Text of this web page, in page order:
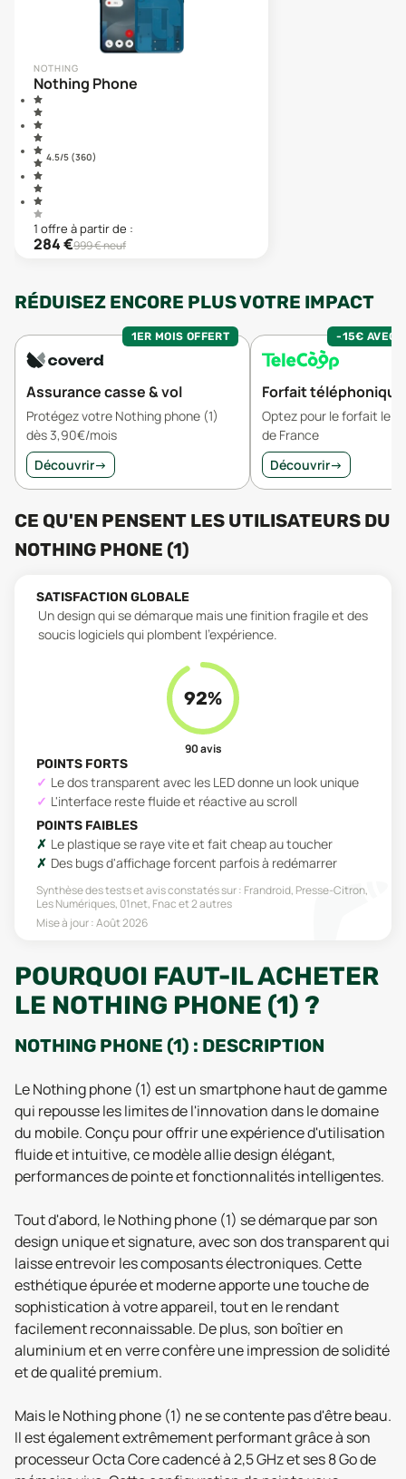
NOTHING
Nothing Phone
4.5/5 (360)
1 offre à partir de :
284€999€ neuf
RÉDUISEZ ENCORE PLUS VOTRE IMPACT
1ER MOIS OFFERT
Assurance casse & vol
Protégez votre Nothing phone (1)
dès 3,90€/mois
Découvrir→
-15€ AVEC
Forfait téléphonique
Optez pour le forfait le
de France
Découvrir→
CE QU'EN PENSENT LES UTILISATEURS DU
NOTHING PHONE (1)
SATISFACTION GLOBALE
Un design qui se démarque mais une finition fragile et des
soucis logiciels qui plombent l'expérience.
92%
90avis
POINTS FORTS
Le dos transparent avec les LED donne un look unique
L'interface reste fluide et réactive au scroll
POINTS FAIBLES
Le plastique se raye vite et fait cheap au toucher
Des bugs d'affichage forcent parfois à redémarrer
Synthèse des tests et avis constatés sur : Frandroid, Presse-Citron,
Les Numériques, 01net, Fnacet 2 autres
Mise à jour :Août 2026
POURQUOI FAUT-IL ACHETER
LE NOTHING PHONE (1) ?
NOTHING PHONE (1) : DESCRIPTION
Le Nothing phone (1) est un smartphone haut de gamme
qui repousse les limites de l'innovation dans le domaine
du mobile. Conçu pour offrir une expérience d'utilisation
fluide et intuitive, ce modèle allie design élégant,
performances de pointe et fonctionnalités intelligentes.
Tout d'abord, le Nothing phone (1) se démarque par son
design unique et signature, avec son dos transparent qui
laisse entrevoir les composants électroniques. Cette
esthétique épurée et moderne apporte une touche de
sophistication à votre appareil, tout en le rendant
facilement reconnaissable. De plus, son boîtier en
aluminium et en verre confère une impression de solidité
et de qualité premium.
Mais le Nothing phone (1) ne se contente pas d'être beau.
Il est également extrêmement performant grâce à son
processeur Octa Core cadencé à 2,5 GHz et ses 8 Go de